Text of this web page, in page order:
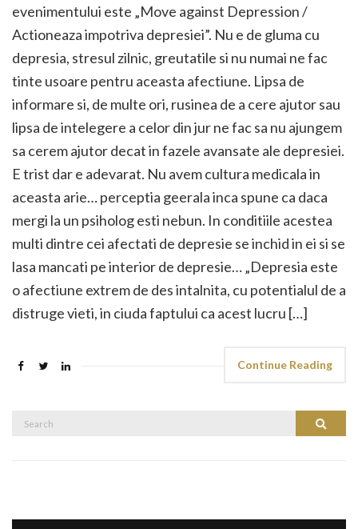
evenimentului este „Move against Depression /
Actioneaza impotriva depresiei”. Nu e de gluma cu
depresia, stresul zilnic, greutatile si nu numai ne fac
tinte usoare pentru aceasta afectiune. Lipsa de
informare si, de multe ori, rusinea de a cere ajutor sau
lipsa de intelegere a celor din jur ne fac sa nu ajungem
sa cerem ajutor decat in fazele avansate ale depresiei.
E trist dar e adevarat. Nu avem cultura medicala in
aceasta arie… perceptia geerala inca spune ca daca
mergi la un psiholog esti nebun. In conditiile acestea
multi dintre cei afectati de depresie se inchid in ei si se
lasa mancati pe interior de depresie… „Depresia este
o afectiune extrem de des intalnita, cu potentialul de a
distruge vieti, in ciuda faptului ca acest lucru […]
Continue Reading
Search